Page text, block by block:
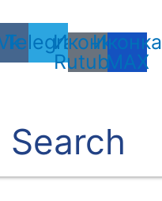
Telegram
Иконка
Rutube
Иконка
MAX
Search